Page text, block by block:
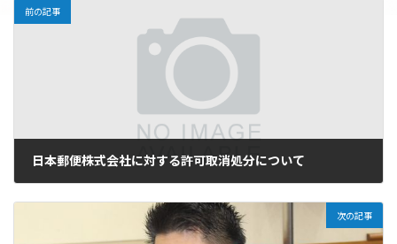
前の記事
日本郵便株式会社に対する許可取消処分について
次の記事